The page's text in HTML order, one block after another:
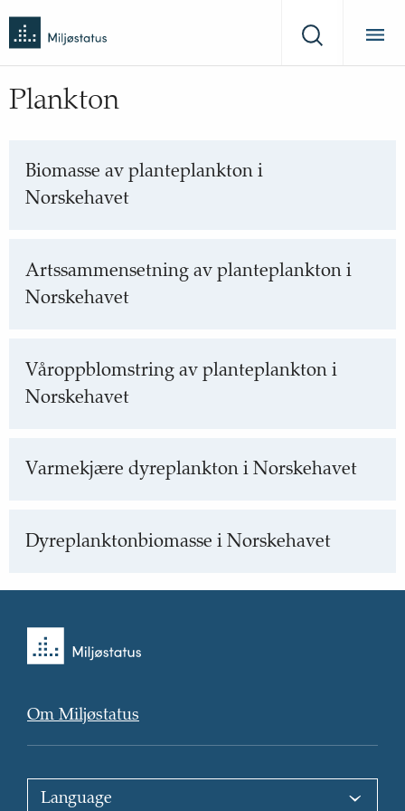
Miljøstatus
til
forsiden
Søk
Plankton
Biomasse av planteplankton i
Norskehavet
Artssammensetning av planteplankton i
Norskehavet
Våroppblomstring av planteplankton i
Norskehavet
Varmekjære dyreplankton i Norskehavet
Dyreplanktonbiomasse i Norskehavet
Tilbake
til
Om Miljøstatus
Choose
language: